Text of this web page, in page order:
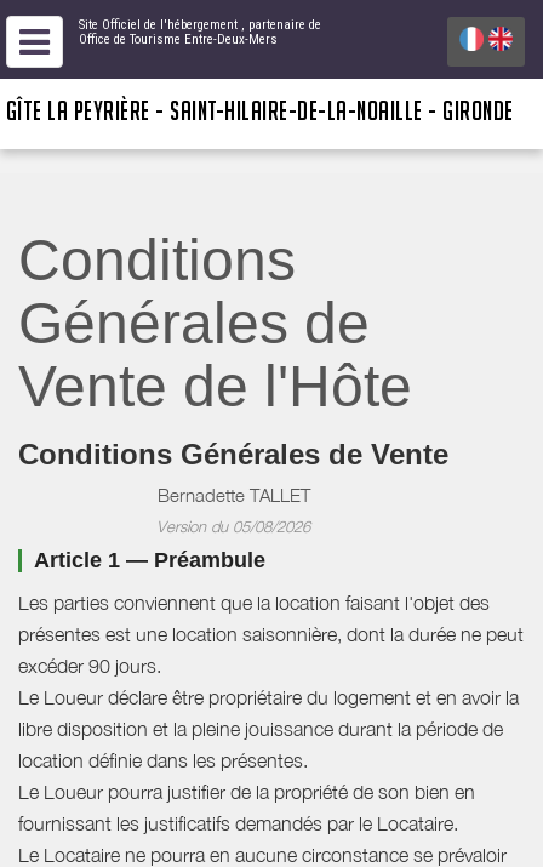
Site Officiel de l'hébergement , partenaire de
Office de Tourisme Entre-Deux-Mers
GÎTE LA PEYRIÈRE - SAINT-HILAIRE-DE-LA-NOAILLE - GIRONDE
Conditions
Générales de
Vente de l'Hôte
Conditions Générales de Vente
Bernadette TALLET
Version du 05/08/2026
Article 1 — Préambule
Les parties conviennent que la location faisant l'objet des
présentes est une location saisonnière, dont la durée ne peut
excéder 90 jours.
Le Loueur déclare être propriétaire du logement et en avoir la
libre disposition et la pleine jouissance durant la période de
location définie dans les présentes.
Le Loueur pourra justifier de la propriété de son bien en
fournissant les justificatifs demandés par le Locataire.
Le Locataire ne pourra en aucune circonstance se prévaloir